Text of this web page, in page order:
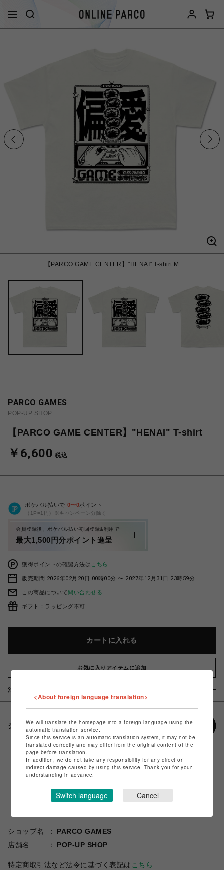
【PARCO GAME CENTER】"HENAI" T-shirt M
PARCO GAMES
POP-UP SHOP
【PARCO GAME CENTER】"HENAI" T-shirt
￥6,600 税込
ポケパル払いで 0〜0ポイント
（1P=1円）※キャンペーン分除く
会員登録後、ポケパル払い初回登録&利用で
最大1,500円分ポイント進呈
獲得ポイントの確認方法は こちら
販売期間 2026年02月20日 00時00分 〜 2027年12月31日 23時59分
この商品について問い合わせる
ギフト：ラッピング不可
カートに入れる
お気に入りアイテムに追加
注意事項
シェアする
ショップ名
PARCO GAMES
店舗名
POP-UP SHOP
特定商取引法など法令に基づく表記は こちら
<About foreign language translation>
We will translate the homepage into a foreign language using the
automatic translation service.
Since this service is an automatic translation system, it may not be
translated correctly and may differ from the original content of the
page before translation.
In addition, we do not take any responsibility for any direct or
indirect damage caused by using this service. Thank you for your
understanding in advance.
Switch language Cancel